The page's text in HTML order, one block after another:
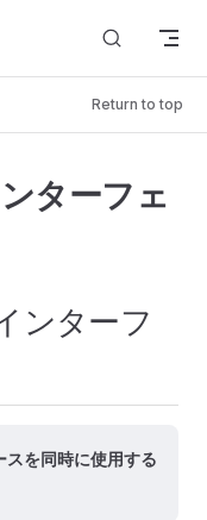
Return to top
ターフェ
ンターフ
を同時に使用する